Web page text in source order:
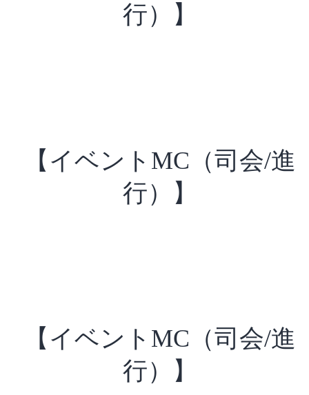
行）】
【イベントMC（司会/進
行）】
【イベントMC（司会/進
行）】